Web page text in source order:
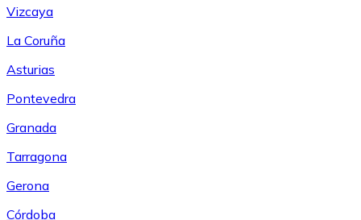
Vizcaya
La Coruña
Asturias
Pontevedra
Granada
Tarragona
Gerona
Córdoba